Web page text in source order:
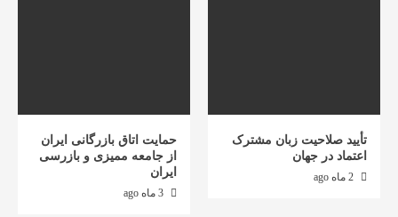
تأیید صلاحیت زبان مشترک
اعتماد در جهان
حمایت اتاق بازرگانی ایران
از جامعه ممیزی و بازرسی
ایران